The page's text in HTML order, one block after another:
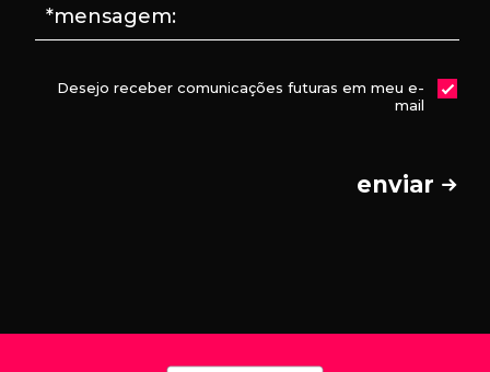
*mensagem:
Desejo receber comunicações futuras em meu e-
mail
enviar